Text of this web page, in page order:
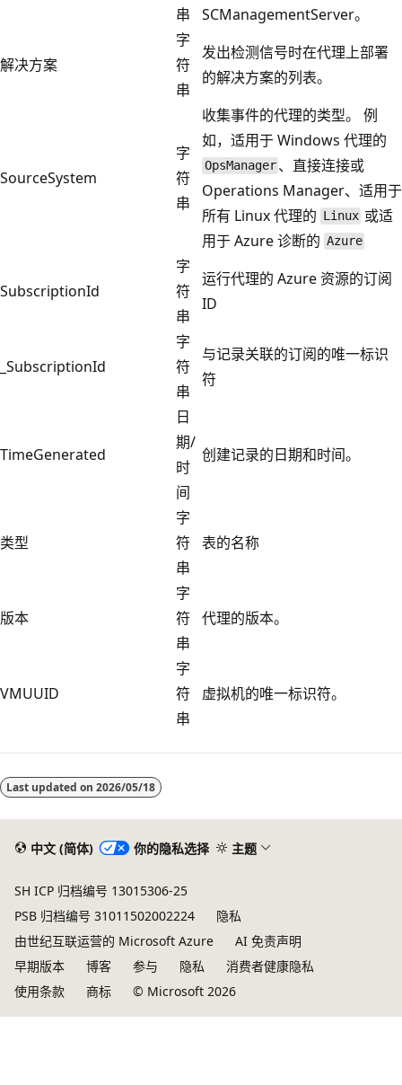
串
SCManagementServer。
解决方案
字
符
串
发出检测信号时在代理上部署
的解决方案的列表。
SourceSystem
字
符
串
收集事件的代理的类型。 例
如，适用于 Windows 代理的
OpsManager 、直接连接或
Operations Manager、适用于
所有 Linux 代理的 Linux 或适
用于 Azure 诊断的 Azure
SubscriptionId
字
符
串
运行代理的 Azure 资源的订阅
ID
_SubscriptionId
字
符
串
与记录关联的订阅的唯一标识
符
TimeGenerated
日
期/
时
间
创建记录的日期和时间。
类型
字
符
串
表的名称
版本
字
符
串
代理的版本。
VMUUID
字
符
串
虚拟机的唯一标识符。
Last updated on 2026/05/18
中文 (简体) 你的隐私选择 主题
SH ICP 归档编号 13015306-25
PSB 归档编号 31011502002224
隐私
由世纪互联运营的 Microsoft Azure
AI 免责声明
早期版本
博客 参与 隐私
消费者健康隐私
使用条款
商标 © Microsoft 2026